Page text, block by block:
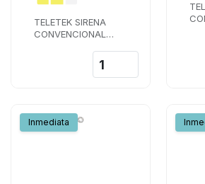
TELETEK SIRENA
CONVENCIONAL
Inmediata